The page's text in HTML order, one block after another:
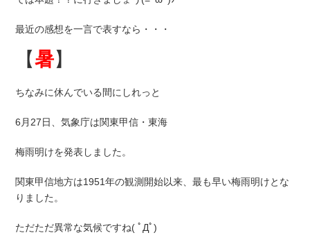
最近の感想を一言で表すなら・・・
【暑】
ちなみに休んでいる間にしれっと
6月27日、気象庁は関東甲信・東海
梅雨明けを発表しました。
関東甲信地方は1951年の観測開始以来、最も早い梅雨明けとな
りました。
ただただ異常な気候ですね( ﾟДﾟ)